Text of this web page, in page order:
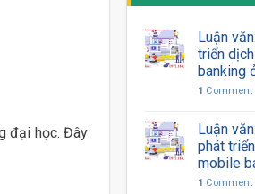
đại học. Đây
Luận
triển
banking
1 Comment
Luận
phát
mobile
1 Comment